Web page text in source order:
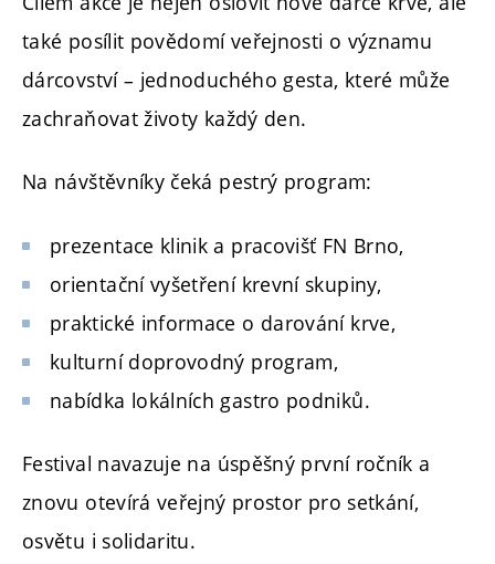
také posílit povědomí veřejnosti o významu
dárcovství – jednoduchého gesta, které může
zachraňovat životy každý den.
Na návštěvníky čeká pestrý program:
prezentace klinik a pracovišť FN Brno,
orientační vyšetření krevní skupiny,
praktické informace o darování krve,
kulturní doprovodný program,
nabídka lokálních gastro podniků.
Festival navazuje na úspěšný první ročník a
znovu otevírá veřejný prostor pro setkání,
osvětu i solidaritu.